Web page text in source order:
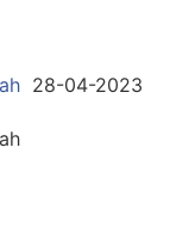
28-04-2023